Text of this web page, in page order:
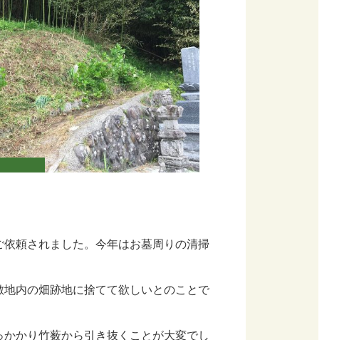
頼されました。今年はお墓周りの清掃
内の畑跡地に捨てて欲しいとのことで
かり竹薮から引き抜くことが大変でし